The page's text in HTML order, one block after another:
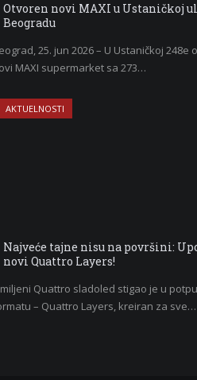
Otvoren novi MAXI u Ustaničkoj
Beogradu
25. jun 2026 – U Ustaničkoj 248e
MAXI supermarket sa 273…
AKTUELNOSTI
Najveće tajne nisu na površini:
novi Quattro Layers!
Quattro sladoled stigao je u
– Quattro Layers, kreiran za sve…